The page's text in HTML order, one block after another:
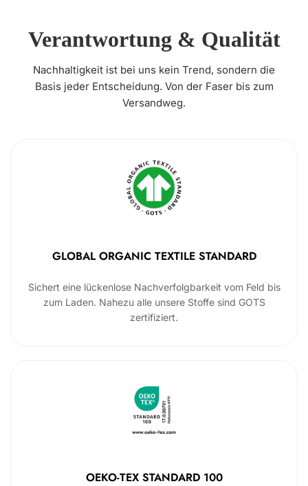
Verantwortung & Qualität
Nachhaltigkeit ist bei uns kein Trend, sondern die
Basis jeder Entscheidung. Von der Faser bis zum
Versandweg.
GLOBAL ORGANIC TEXTILE STANDARD
Sichert eine lückenlose Nachverfolgbarkeit vom Feld bis
zum Laden. Nahezu alle unsere Stoffe sind GOTS
zertifiziert.
OEKO-TEX STANDARD 100